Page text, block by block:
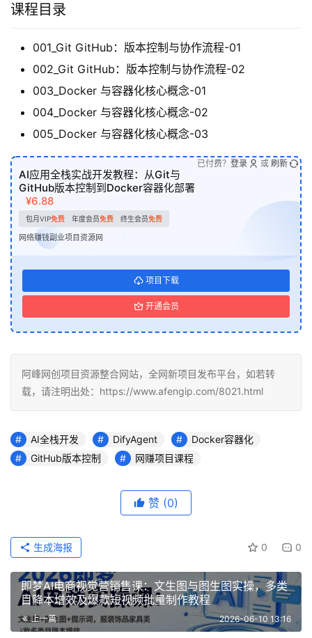
课程目录
001_Git GitHub：版本控制与协作流程-01
002_Git GitHub：版本控制与协作流程-02
003_Docker 与容器化核心概念-01
004_Docker 与容器化核心概念-02
005_Docker 与容器化核心概念-03
AI应用全栈实战开发教程：从Git与
GitHub版本控制到Docker容器化部署
¥6.88
包月VIP免费 年度会员免费 终生会员免费
网络赚钱副业项目资源网
项目下载
开通会员
已付费？ 登录 或 刷新
阿峰网创项目资源整合网站，全网新项目发布平台，如若转
载，请注明出处：https://www.afengip.com/8021.html
AI全栈开发 DifyAgent
Docker容器化
GitHub版本控制
网赚项目课程
赞 (0)
0 0
生成海报
即梦AI电商视觉营销售课：文生图与图生图实操，多类
目降本增效及爆款短视频批量制作教程
上一篇 2026-06-10 13:16